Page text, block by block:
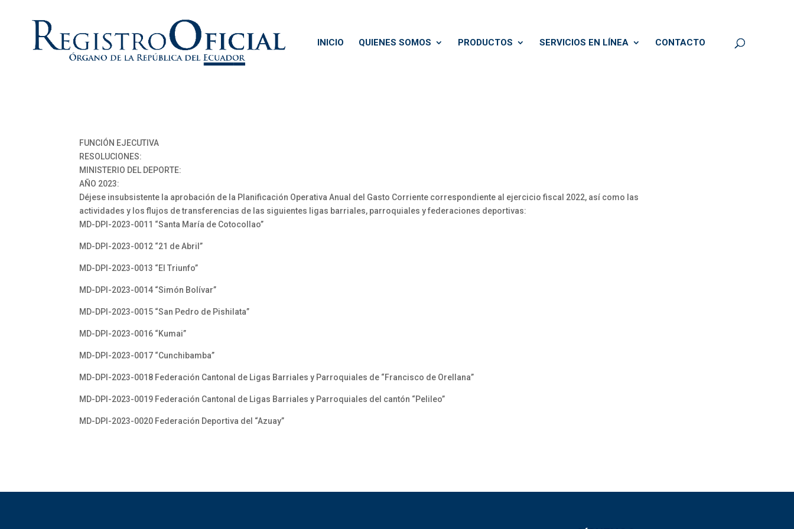
INICIO QUIENES SOMOS PRODUCTOS SERVICIOS EN LÍNEA CONTACTO
FUNCIÓN EJECUTIVA
RESOLUCIONES:
MINISTERIO DEL DEPORTE:
AÑO 2023:
Déjese insubsistente la aprobación de la Planificación Operativa Anual del Gasto Corriente correspondiente al ejercicio fiscal 2022, así como las
actividades y los flujos de transferencias de las siguientes ligas barriales, parroquiales y federaciones deportivas:
MD-DPI-2023-0011 “Santa María de Cotocollao”
MD-DPI-2023-0012 “21 de Abril”
MD-DPI-2023-0013 “El Triunfo”
MD-DPI-2023-0014 “Simón Bolívar”
MD-DPI-2023-0015 “San Pedro de Pishilata”
MD-DPI-2023-0016 “Kumai”
MD-DPI-2023-0017 “Cunchibamba”
MD-DPI-2023-0018 Federación Cantonal de Ligas Barriales y Parroquiales de “Francisco de Orellana”
MD-DPI-2023-0019 Federación Cantonal de Ligas Barriales y Parroquiales del cantón “Pelileo”
MD-DPI-2023-0020 Federación Deportiva del “Azuay”